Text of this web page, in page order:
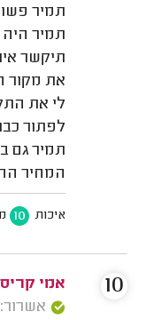
תמיר
תמיר היה
תיקשר
את מקור
לי את
לפתור
תמיר גם
המחיר
איכות 10
אמי
אשרור: 11/01/2026
10